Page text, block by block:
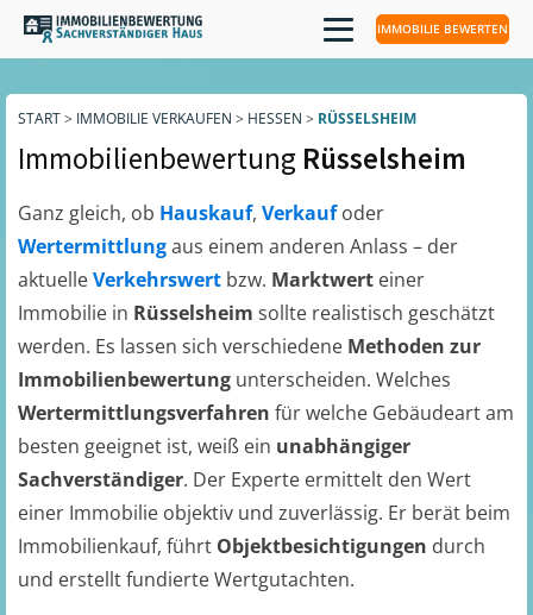
IMMOBILIE BEWERTEN
START> IMMOBILIE VERKAUFEN > HESSEN > RÜSSELSHEIM
Immobilienbewertung Rüsselsheim
Ganz gleich, ob Hauskauf, Verkaufoder
Wertermittlungaus einem anderen Anlass – der
aktuelleVerkehrswert bzw. Marktwert einer
Immobilie in Rüsselsheim sollte realistisch geschätzt
werden. Es lassen sich verschiedene Methoden zur
Immobilienbewertung unterscheiden. Welches
Wertermittlungsverfahren für welche Gebäudeart am
besten geeignet ist, weiß ein unabhängiger
Sachverständiger. Der Experte ermittelt den Wert
einer Immobilie objektiv und zuverlässig. Er berät beim
Immobilienkauf, führt Objektbesichtigungen durch
und erstellt fundierte Wertgutachten.